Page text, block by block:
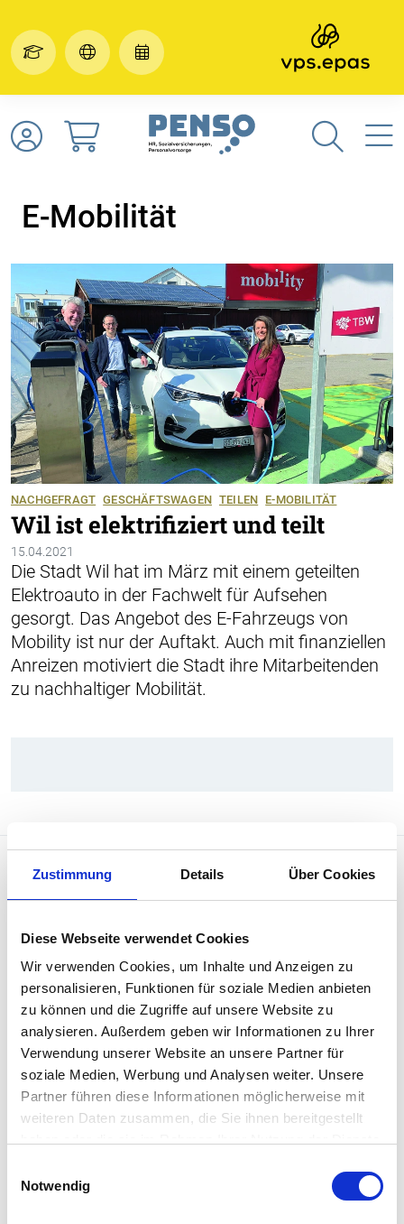
Zustimmung Details Über Cookies
Diese Webseite verwendet Cookies
Wir verwenden Cookies, um Inhalte und Anzeigen zu
personalisieren, Funktionen für soziale Medien anbieten
zu können und die Zugriffe auf unsere Website zu
analysieren. Außerdem geben wir Informationen zu Ihrer
Verwendung unserer Website an unsere Partner für
soziale Medien, Werbung und Analysen weiter. Unsere
Partner führen diese Informationen möglicherweise mit
weiteren Daten zusammen, die Sie ihnen bereitgestellt
Notwendig
E-Mobilität
NACHGEFRAGT GESCHÄFTSWAGEN TEILEN E-MOBILITÄT
Wil ist elektrifiziert und teilt
15.04.2021
Die Stadt Wil hat im März mit einem geteilten
Elektroauto in der Fachwelt für Aufsehen
gesorgt. Das Angebot des E-Fahrzeugs von
Mobility ist nur der Auftakt. Auch mit finanziellen
Anreizen motiviert die Stadt ihre Mitarbeitenden
zu nachhaltiger Mobilität.
Penso versteht sich als Begleiterin, Ratgeberin
und Inspiratorin für Menschen, die mit Menschen
arbeiten sowie als hybrides
Weiterbildungsangebot für HR- und
Sozialversicherungsfachleute.
Rubriken
Sozialversicherungen